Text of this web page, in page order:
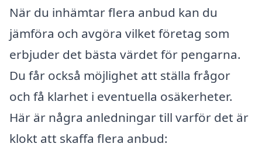
När du inhämtar flera anbud kan du
jämföra och avgöra vilket företag som
erbjuder det bästa värdet för pengarna.
Du får också möjlighet att ställa frågor
och få klarhet i eventuella osäkerheter.
Här är några anledningar till varför det är
klokt att skaffa flera anbud: